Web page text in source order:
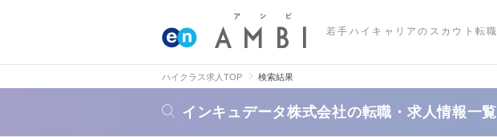
若手ハイキャリアのスカウト転職
ハイクラス求人TOP 検索結果
インキュデータ株式会社の転職・求人情報一覧